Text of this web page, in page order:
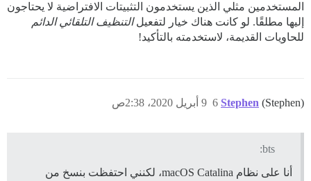
المستخدمين مثلي الذين يستخدمون التثبيتات الافتراضية لا يحتاجون
إليها مطلقًا. لو كانت هناك خيار لتفعيلالتنظيف التلقائي الدائم
للحاويات القديمة، لاستخدمته بالتأكيد!
Stephen (Stephen) 9 أبريل 2020، 2:38ص 6
bts:
أنا على نظام macOS Catalina، لكنني احتفظت بنسخ من